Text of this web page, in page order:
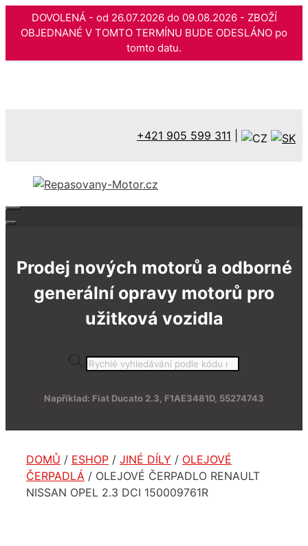
DOVOLENÁ - od 26.07.2026 do 09.08.2026 - ZBOŽÍ
OBJEDNANÉ V TOMTO TERMÍNU BUDE ODESLÁNO po
tomto datu.
+421 905 599 311
Prodej nových motorů a odborné
generální opravy motorů pro
užitková vozidla
Products
Například: Fiat Ducato 2.3, F1AE3481D, 55274743
DOMŮ / ESHOP / JINÉ DÍLY / OLEJOVÉ
ČERPADLÁ / OLEJOVÉ ČERPADLO RENAULT
NISSAN OPEL 2.3 DCI 150009761R